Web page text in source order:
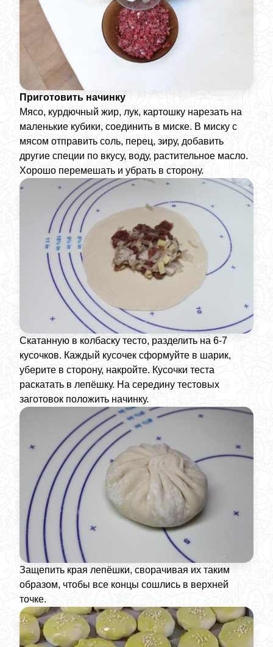
Приготовить начинку
Мясо, курдючный жир, лук, картошку нарезать на
маленькие кубики, соединить в миске. В миску с
мясом отправить соль, перец, зиру, добавить
другие специи по вкусу, воду, растительное масло.
Хорошо перемешать и убрать в сторону.
Скатанную в колбаску тесто, разделить на 6-7
кусочков. Каждый кусочек сформуйте в шарик,
уберите в сторону, накройте. Кусочки теста
раскатать в лепёшку. На середину тестовых
заготовок положить начинку.
Защепить края лепёшки, сворачивая их таким
образом, чтобы все концы сошлись в верхней
точке.